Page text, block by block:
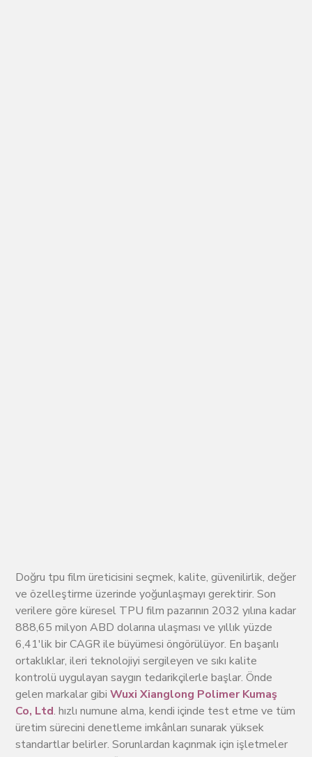
Doğru tpu film üreticisini seçmek, kalite, güvenilirlik, değer
ve özelleştirme üzerinde yoğunlaşmayı gerektirir. Son
verilere göre küresel TPU film pazarının 2032 yılına kadar
888,65 milyon ABD dolarına ulaşması ve yıllık yüzde
6,41'lik bir CAGR ile büyümesi öngörülüyor. En başarılı
ortaklıklar, ileri teknolojiyi sergileyen ve sıkı kalite
kontrolü uygulayan saygın tedarikçilerle başlar. Önde
gelen markalar gibi Wuxi Xianglong Polimer Kumaş
Co, Ltd. hızlı numune alma, kendi içinde test etme ve tüm
üretim sürecini denetleme imkânları sunarak yüksek
standartlar belirler. Sorunlardan kaçınmak için işletmeler